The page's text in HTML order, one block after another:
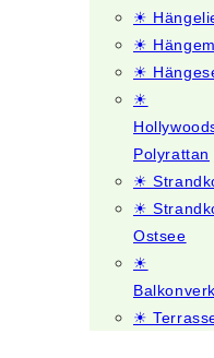
☀
☀
☀
☀
Polyrattan
☀
☀
Ostsee
☀
☀